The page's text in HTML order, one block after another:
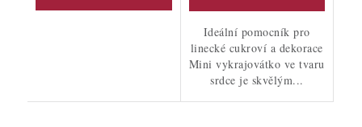
Ideální pomocník pro
linecké cukroví a dekorace
Mini vykrajovátko ve tvaru
srdce je skvělým...